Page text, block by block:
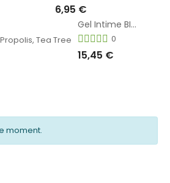
6,95 €
Gel Intime BIO avec Propolis, Tea Tree
0
15,45 €
moment.